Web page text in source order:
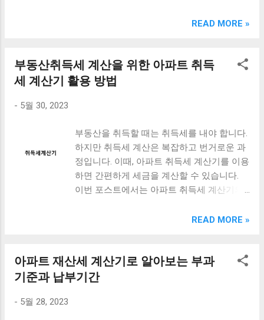
금에 대해서만 계산됩니다. 이번 포스트에서
간단하게 사용할 수 있는 원리금균등상환 계
산기 사용법에 대해서도 알아보겠습니다. 대
환 계획을 세우는 데 도움이 되었으면 좋겠습
니다. [ Table of Contents ] 원리금균등상환
방식이란? 원금균등과 원리금균등 차이점은
무엇인가? 초간단하게 사용할 수 있는 원리
금균등상환 계산기 사용법은? 맺음말 원리금
대출 상환 방법 중 하나로, 매월 상환금액이
를 상환하는 기간이 일정하게 유지됩니다. 이
는 대출금액과 이자를 상환하는 기간이 예측
READ MORE »
부동산취득세 계산을 위한 아파트 취득
세 계산기 활용 방법
- 5월 30, 2023
부동산을 취득할 때는 취득세를 내야 합니다.
하지만 취득세 계산은 복잡하고 번거로운 과
정입니다. 이때, 아파트 취득세 계산기를 이용
하면 간편하게 세금을 계산할 수 있습니다.
이번 포스트에서는 아파트 취득세 계산기의
세율을 알아보겠습니다. 또한, 예상 세금액을
이기 때문에, 미리 계산해 두는 것이 중요합
니다. 이번 포스트를 통해 아파트 취득세 계
READ MORE »
아파트 재산세 계산기로 알아보는 부과
기준과 납부기간
- 5월 28, 2023